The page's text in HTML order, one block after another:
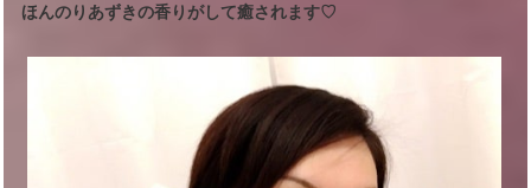
ほんのりあずきの香りがして癒されます♡